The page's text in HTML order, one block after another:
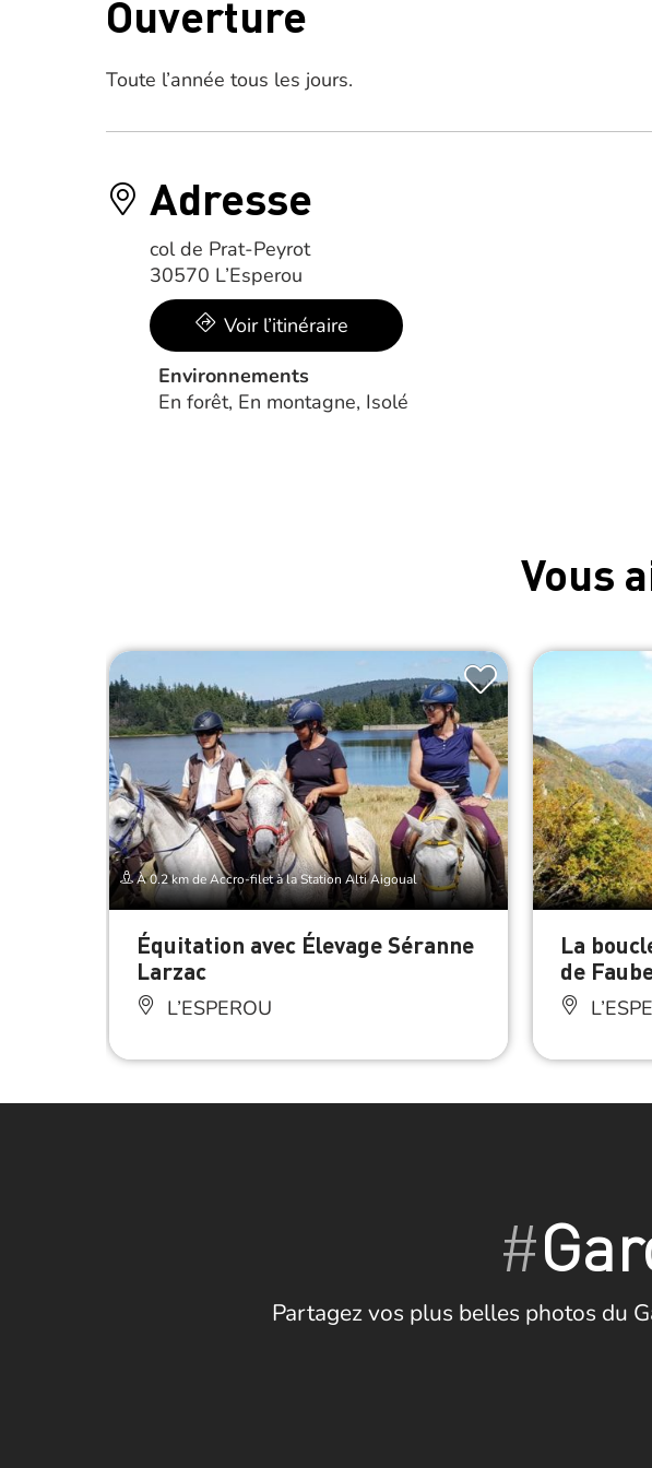
Ouverture
Toute l’année tous les jours.
Adresse
col de Prat-Peyrot
30570 L’Esperou
Voir l’itinéraire
Environnements
En forêt, En montagne, Isolé
Vous
À 0.2 km de Accro-filet à la Station Alti Aigoual
Équitation avec Élevage Séranne
Larzac
L’ESPEROU
La
de
#
Partagez vos plus belles photos du